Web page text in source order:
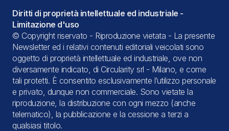
Diritti di proprietà intellettuale ed industriale -
Limitazione d'uso
© Copyright riservato - Riproduzione vietata - La presente
Newsletter ed i relativi contenuti editoriali veicolati sono
oggetto di proprietà intellettuale ed industriale, ove non
diversamente indicato, di Circularity srl - Milano, e come
tali protetti. È consentito esclusivamente l’utilizzo personale
e privato, dunque non commerciale. Sono vietate la
riproduzione, la distribuzione con ogni mezzo (anche
telematico), la pubblicazione e la cessione a terzi a
qualsiasi titolo.